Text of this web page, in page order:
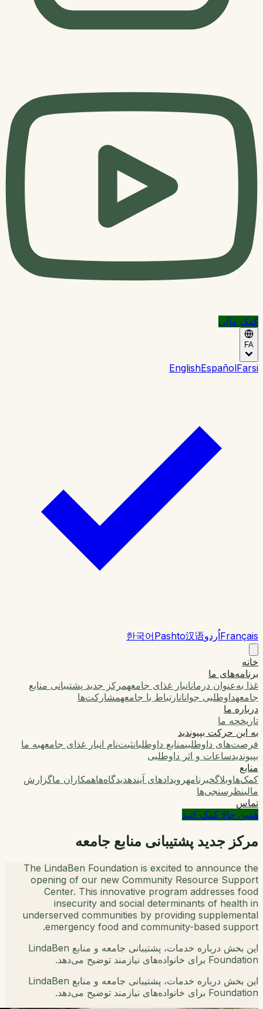
کمک مالی
FA
EnglishEspañolFarsi
Françaisاُردو 한국어Pashto汉语
خانه
برنامه‌های ما
غذا به‌عنوان درمانانبار غذای جامعهمرکز جدید پشتیبانی منابع
جامعهداوطلبی جوانانارتباط با جامعهمشارکت‌ها
درباره ما
تاریخچه ما
به این حرکت بپیوندید
فرصت‌های داوطلبیمنابع داوطلبانثبت‌نام انبار غذای جامعهبه ما
بپیوندیدساعات و اثر داوطلبی
منابع
کمک‌هاوبلاگخبرنامهرویدادهای آیندهدیدگاه‌هاهمکاران ماگزارش
مالینظرسنجی‌ها
تماس
همین حالا کمک کنید
مرکز جدید پشتیبانی منابع جامعه
The LindaBen Foundation is excited to announce the
opening of our new Community Resource Support
Center. This innovative program addresses food
insecurity and social determinants of health in
underserved communities by providing supplemental
emergency food and community-based support.
این بخش درباره خدمات، پشتیبانی جامعه و منابع LindaBen
Foundation برای خانواده‌های نیازمند توضیح می‌دهد.
این بخش درباره خدمات، پشتیبانی جامعه و منابع LindaBen
Foundation برای خانواده‌های نیازمند توضیح می‌دهد.